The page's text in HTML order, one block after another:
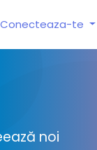
Conecteaza-te
noi